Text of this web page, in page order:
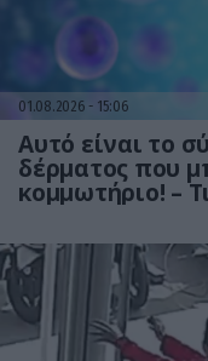
01.08.2026 15:06
Αυτό είναι το
δέρματος που
κομμωτήριο! –